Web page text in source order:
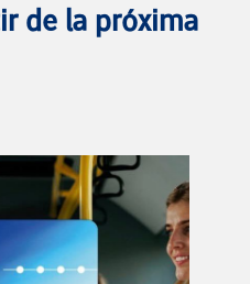
de la próxima